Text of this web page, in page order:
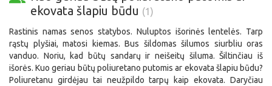
ekovata šlapiu būdu (1)
Rastinis namas senos statybos. Nuluptos išorinės lentelės. Tarp
rąstų plyšiai, matosi kiemas. Bus šildomas šilumos siurbliu oras
vanduo. Noriu, kad būtų sandarų ir neišeitų šiluma. Šiltinčiau iš
išorės. Kuo geriau būtų poliuretano putomis ar ekovata šlapiu būdu?
Poliuretanu girdėjau tai neužpildo tarpų kaip ekovata. Daryčiau